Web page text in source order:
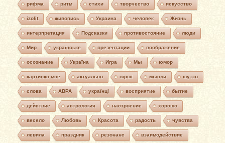
рифма ритм стихи творчество искусство
izolit живопись Украина человек Жизнь
интерпретация Подсказки противостояние люди
Мир українське презентации воображение
осознание Україна Игра Мы юмор
картинко моё актуально вірші мысли шутко
слова АВРА українці восприятие бытие
действие астрология настроение хорошо
весело Любовь Красота радость чувства
левила праздник резонанс взаимодействие